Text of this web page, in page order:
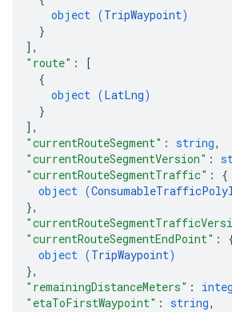
object (TripWaypoint)
}
] ,
"route" :
[
{
object (LatLng)
}
] ,
"currentRouteSegment" : string,
"currentRouteSegmentVersion" :
"currentRouteSegmentTraffic" : {
object (
},
"currentRouteSegmentEndPoint" :
object (TripWaypoint)
},
"remainingDistanceMeters" :
"etaToFirstWaypoint" : string,